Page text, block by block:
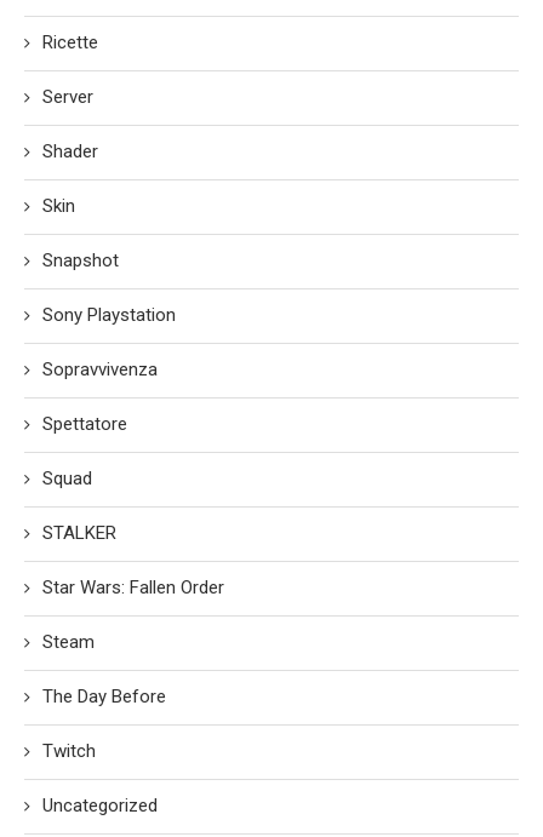
Ricette
Server
Shader
Skin
Snapshot
Sony Playstation
Sopravvivenza
Spettatore
Squad
STALKER
Star Wars: Fallen Order
Steam
The Day Before
Twitch
Uncategorized